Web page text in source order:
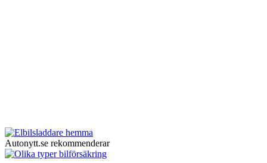
Autonytt.se rekommenderar